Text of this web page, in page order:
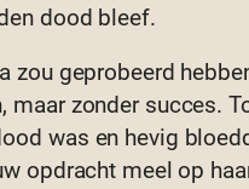
dood bleef.
zou geprobeerd
maar zonder succes.
was en hevig
opdracht meel op